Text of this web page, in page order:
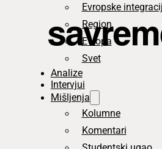
Evropske
Region
Evropa
Svet
Analize
Intervjui
Mišljenja
Kolumne
Komentari